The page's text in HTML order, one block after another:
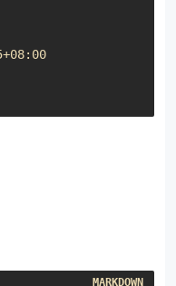
date: 2023-04-12T14:35:35+08:00